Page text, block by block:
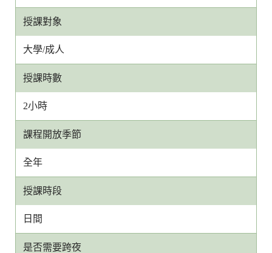
授課對象
大學/成人
授課時數
2小時
課程開放季節
全年
授課時段
日間
是否需要跨夜